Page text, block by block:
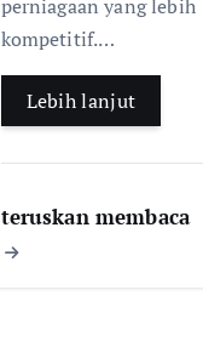
perniagaan yang lebih
kompetitif.…
Lebih lanjut
teruskan membaca